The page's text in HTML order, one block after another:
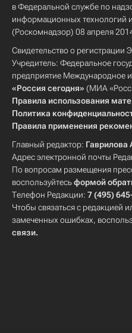
в Федеральной службе по
информационных технологий
(Роскомнадзор) 08 апреля
Свидетельство о
Учредитель: Федеральное
предприятие Международное
«Россия сегодня» (МИА
Правила использования
Политика
Правила применения
Главный редактор: Гаврилова
Адрес электронной почты
По вопросам размещения
воспользуйтесьформой
Телефон Редакции: 7 (495)
Чтобы связаться с редакцией
замеченных ошибках,
связи.